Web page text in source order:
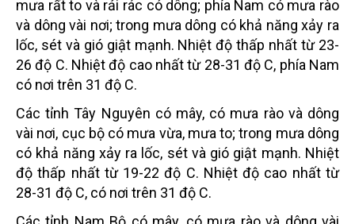
mưa rất to và rải rác có dông; phía Nam có mưa rào
và dông vài nơi; trong mưa dông có khả năng xảy ra
lốc, sét và gió giật mạnh. Nhiệt độ thấp nhất từ 23-
26 độ C. Nhiệt độ cao nhất từ 28-31 độ C, phía Nam
có nơi trên 31 độ C.
Các tỉnh Tây Nguyên có mây, có mưa rào và dông
vài nơi, cục bộ có mưa vừa, mưa to; trong mưa dông
có khả năng xảy ra lốc, sét và gió giật mạnh. Nhiệt
độ thấp nhất từ 19-22 độ C. Nhiệt độ cao nhất từ
28-31 độ C, có nơi trên 31 độ C.